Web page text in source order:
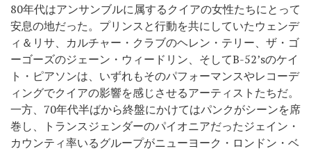
80年代はアンサンブルに属するクイアの女性たちにとって
安息の地だった。プリンスと行動を共にしていたウェンデ
ィ＆リサ、カルチャー・クラブのヘレン・テリー、ザ・ゴ
ーゴーズのジェーン・ウィードリン、そしてB-52’sのケイ
ト・ピアソンは、いずれもそのパフォーマンスやレコーデ
ィングでクイアの影響を感じさせるアーティストたちだ。
一方、70年代半ばから終盤にかけてはパンクがシーンを席
巻し、トランスジェンダーのパイオニアだったジェイン・
カウンティ率いるグループがニューヨーク・ロンドン・ベ